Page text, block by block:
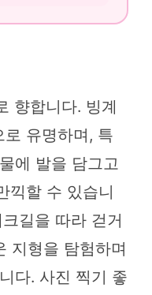
향합니다. 빙계
유명하며, 특
에 발을 담그고
끽할 수 있습니
길을 따라 걷거
지형을 탐험하며
다. 사진 찍기 좋